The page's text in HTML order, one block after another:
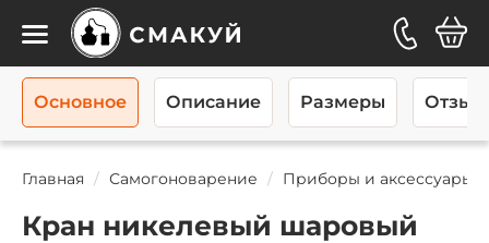
Каталог
Главная Самогоноварение Приборы и аксессуары
Кран никелевый шаровый
Основное Описание Размеры